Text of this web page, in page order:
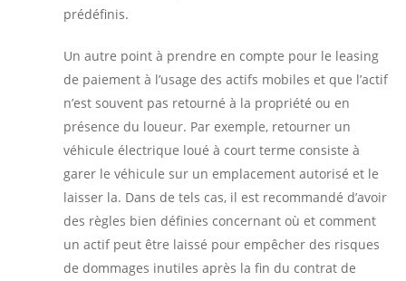
prédéfinis.
Un autre point à prendre en compte pour le leasing
de paiement à l’usage des actifs mobiles et que l’actif
n’est souvent pas retourné à la propriété ou en
présence du loueur. Par exemple, retourner un
véhicule électrique loué à court terme consiste à
garer le véhicule sur un emplacement autorisé et le
laisser la. Dans de tels cas, il est recommandé d’avoir
des règles bien définies concernant où et comment
un actif peut être laissé pour empêcher des risques
de dommages inutiles après la fin du contrat de